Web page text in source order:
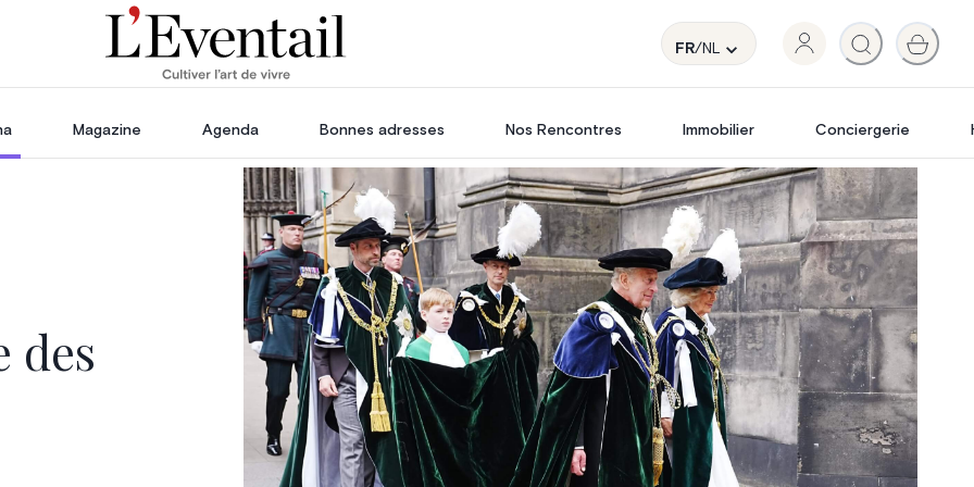
FR/NL
Voyage, Évasion & Escapade
Magazine Agenda Bonnes adresses Nos Rencontres Immobilier Conciergerie
des